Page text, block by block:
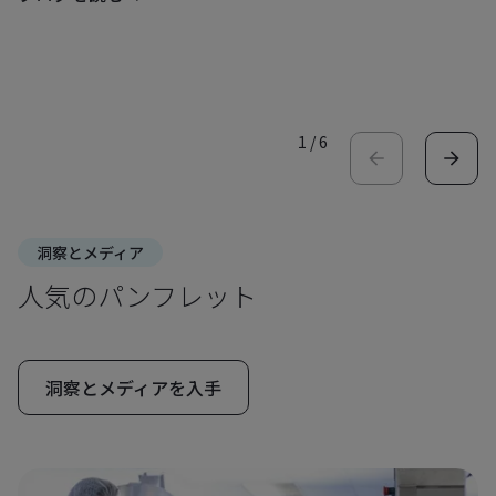
1 /6
洞察とメディア
人気のパンフレット
洞察とメディアを入手